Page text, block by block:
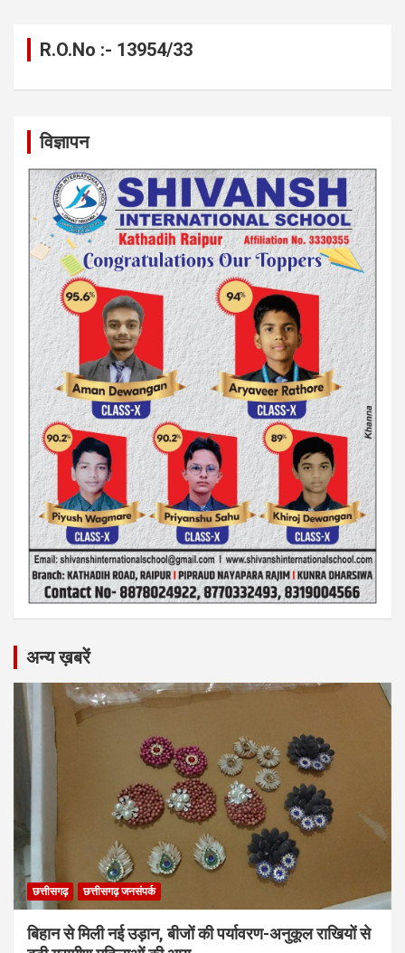
R.O.No :- 13954/33
विज्ञापन
अन्य ख़बरें
छत्तीसगढ़ छत्तीसगढ़ जनसंपर्क
बिहान से मिली नई उड़ान, बीजों की पर्यावरण-अनुकूल राखियों से